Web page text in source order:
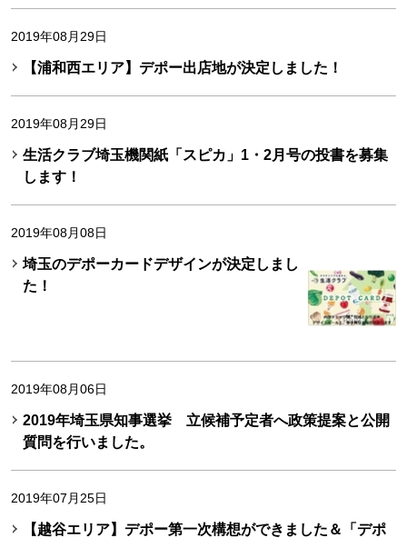
2019年08月29日
【浦和西エリア】デポー出店地が決定しました！
2019年08月29日
生活クラブ埼玉機関紙「スピカ」1・2月号の投書を募集
します！
2019年08月08日
埼玉のデポーカードデザインが決定しまし
た！
2019年08月06日
2019年埼玉県知事選挙 立候補予定者へ政策提案と公開
質問を行いました。
2019年07月25日
【越谷エリア】デポー第一次構想ができました＆「デポ